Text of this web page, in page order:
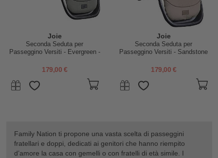
Joie
Seconda Seduta per
Passeggino Versiti - Evergreen -
179,00 €
Joie
Seconda Seduta per
Passeggino Versiti - Sandstone
179,00 €
Family Nation ti propone una vasta scelta di passeggini
fratellari e doppi, dedicati ai genitori che hanno riempito
d’amore la casa con gemelli o con fratelli di età simile. I